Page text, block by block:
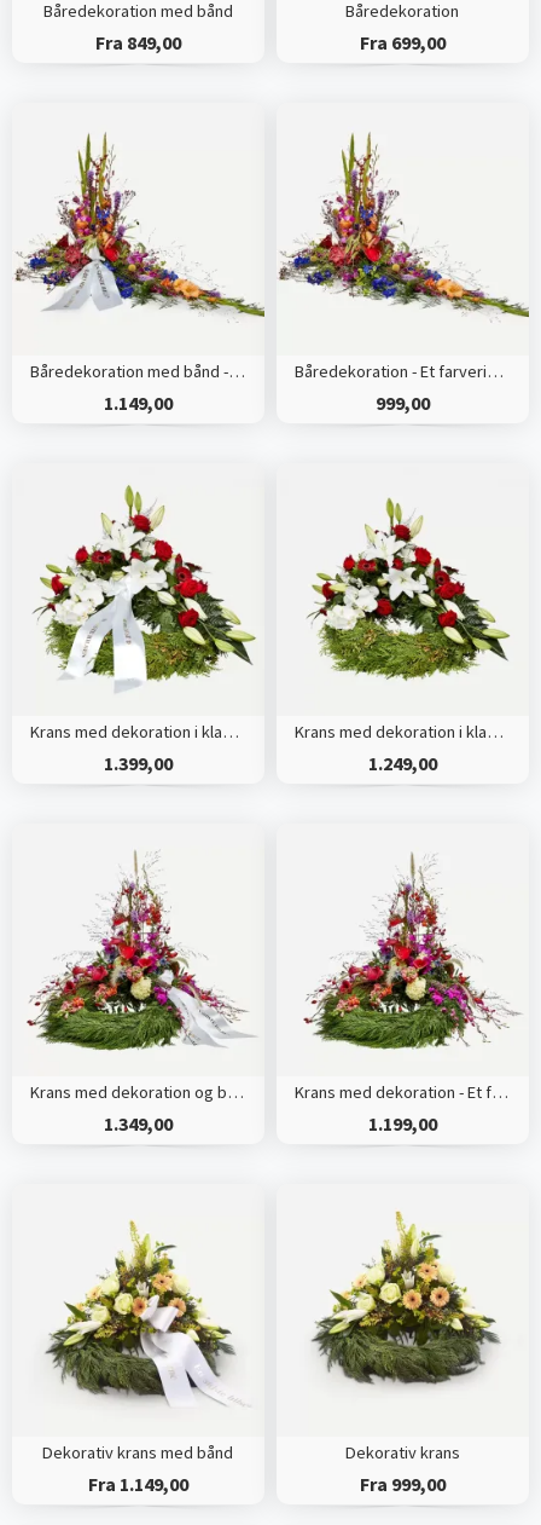
Båredekoration med bånd
Fra 849,00
Båredekoration
Fra 699,00
Båredekoration med bånd - Et farverigt farvel
1.149,00
Båredekoration - Et farverigt farvel
999,00
Krans med dekoration i klassisk stil - rød og hvid - med bånd
1.399,00
Krans med dekoration i klassisk stil - rød og hvid
1.249,00
Krans med dekoration og bånd - Et farverigt farvel
1.349,00
Krans med dekoration - Et farverigt farvel
1.199,00
Dekorativ krans med bånd
Fra 1.149,00
Dekorativ krans
Fra 999,00